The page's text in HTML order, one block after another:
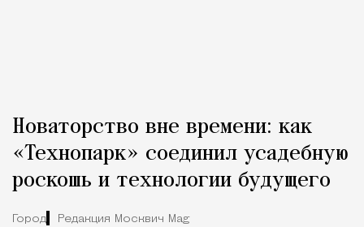
Новаторство вне времени: как
«Технопарк» соединил усадебную
роскошь и технологии будущего
Город Редакция Москвич Mag